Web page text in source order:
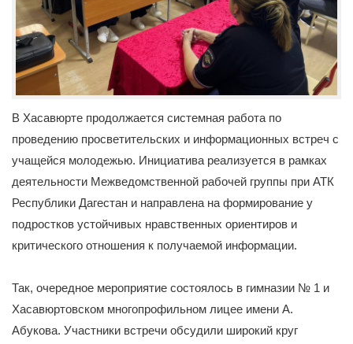
В Хасавюрте продолжается системная работа по
проведению просветительских и информационных встреч с
учащейся молодежью. Инициатива реализуется в рамках
деятельности Межведомственной рабочей группы при АТК
Республики Дагестан и направлена на формирование у
подростков устойчивых нравственных ориентиров и
критического отношения к получаемой информации.
Так, очередное мероприятие состоялось в гимназии № 1 и
Хасавюртовском многопрофильном лицее имени А.
Абукова. Участники встречи обсудили широкий круг